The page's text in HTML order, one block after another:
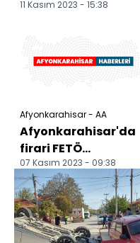
11 Kasım 2023 - 15:38
Afyonkarahisar - AA
Afyonkarahisar'da
firari FETÖ
hükümlüsü
yakalandı
07 Kasım 2023 - 09:38